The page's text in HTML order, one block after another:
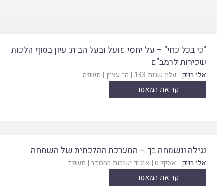
"כי בכל כחי" – על יחסי פועל ובעל הבית: עיון בסוף הלכות
שכירות לרמב"ם
אלי בנוק עלון שבות 183 | הר עציון | תשפה
קריאת המאמר
נגילה ונשמחה בך – המערכת ההלכתית של השמחה
אלי בנוק אסיף ט | איגוד ישיבות ההסדר | תשפד
קריאת המאמר